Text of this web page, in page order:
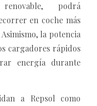
podrá
en coche más
la potencia
cargadores rápidos
energía durante
a Repsol como